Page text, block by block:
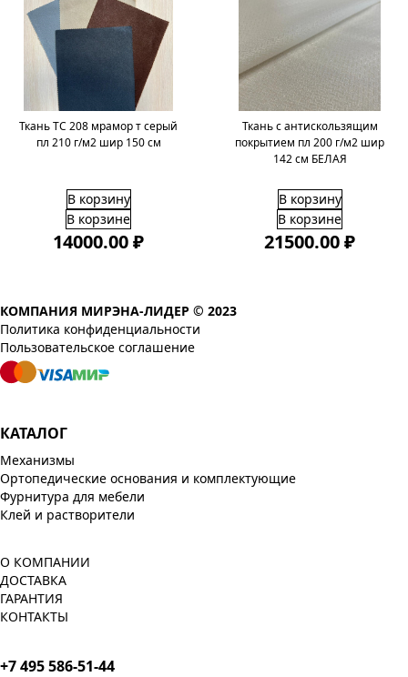
Ткань ТС 208 мрамор т серый
пл 210 г/м2 шир 150 см
В корзину
В корзине
14000.00 ₽
Ткань с антискользящим
покрытием пл 200 г/м2 шир
142 см БЕЛАЯ
В корзину
В корзине
21500.00 ₽
КОМПАНИЯ МИРЭНА-ЛИДЕР © 2023
Политика конфиденциальности
Пользовательское соглашение
КАТАЛОГ
Механизмы
Ортопедические основания и комплектующие
Фурнитура для мебели
Клей и растворители
О КОМПАНИИ
ДОСТАВКА
ГАРАНТИЯ
КОНТАКТЫ
+7 495 586-51-44